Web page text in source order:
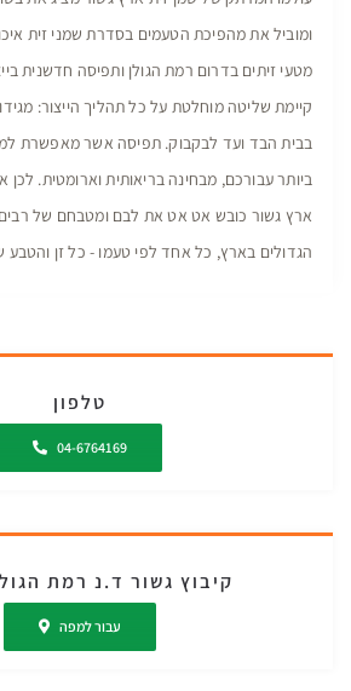
מטעי זיתים בדרום רמת הגולן ותפיסה חדשנית
קיימת שליטה מוחלטת על כל תהליך הייצור:
בבית הבד ועד לבקבוק. תפיסה אשר מאפשרת
ביותר עבורכם, מבחינה בריאותית וארומטית. לכן
ארץ גשור כובש אט אט את לבם ומטבחם של
הגדולים בארץ, כל אחד לפי טעמו - כל זן והטבע
טלפון
04-6764169
קיבוץ גשור ד.נ רמת הגולן
עבור למפה